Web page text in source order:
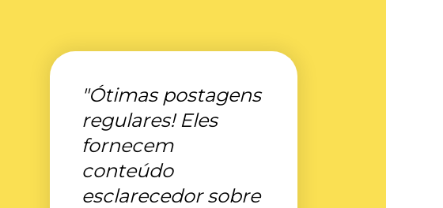
"Ótimas postagens
regulares! Eles
fornecem
conteúdo
esclarecedor sobre